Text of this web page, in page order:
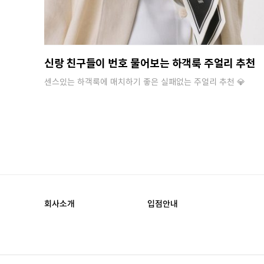
신랑 친구들이 번호 물어보는 하객룩 주얼리 추천
센스있는 하객룩에 매치하기 좋은 실패없는 주얼리 추천 💎
회사소개 입점안내